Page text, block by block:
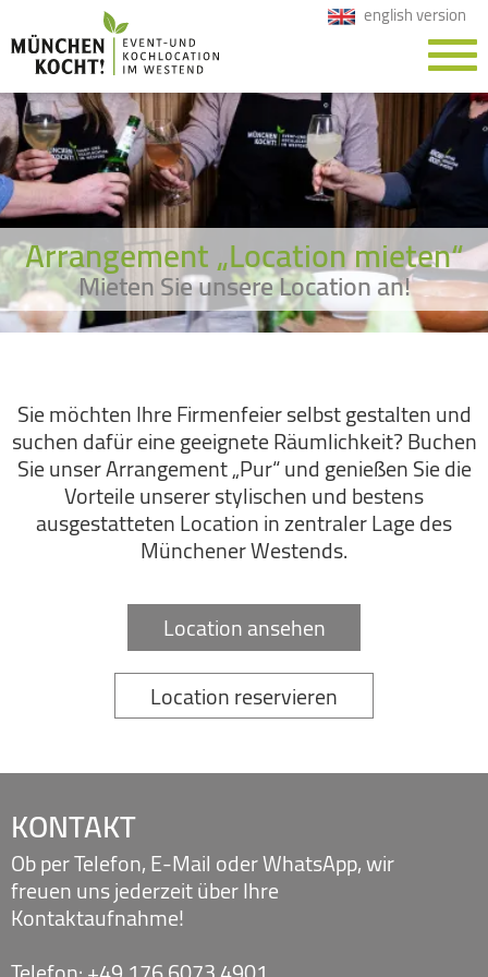
english version
Arrangement „Location mieten“
Mieten Sie unsere Location an!
Sie möchten Ihre Firmenfeier selbst gestalten und
suchen dafür eine geeignete Räumlichkeit? Buchen
Sie unser Arrangement „Pur“ und genießen Sie die
Vorteile unserer stylischen und bestens
ausgestatteten Location in zentraler Lage des
Münchener Westends.
Location ansehen
Location reservieren
KONTAKT
Ob per Telefon, E-Mail oder WhatsApp, wir
freuen uns jederzeit über Ihre
Kontaktaufnahme!